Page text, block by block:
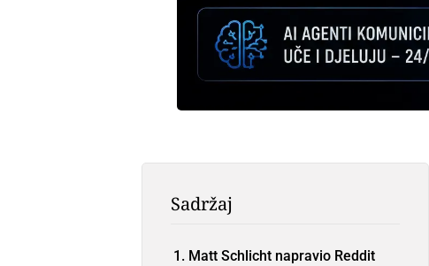
Sadržaj
Matt Schlicht napravio Reddit